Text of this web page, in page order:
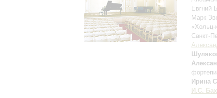
Евгний
Марк
«Хольц-
Санкт-
Ирина
И.С. Бах